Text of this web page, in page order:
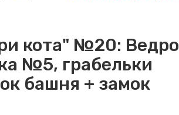
кота" №20: Ведро
№5, грабельки
башня + замок